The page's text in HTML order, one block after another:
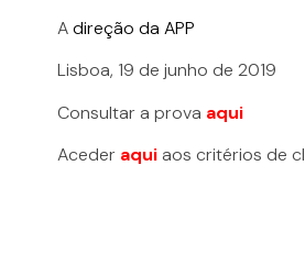
Adireção da APP
Lisboa, 19 de junho de 2019
Consultar a prova aqui
Aceder aquiaos critérios de